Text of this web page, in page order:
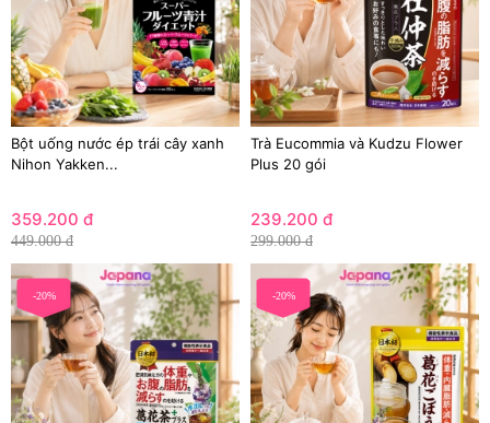
Bột uống nước ép trái cây xanh
Nihon Yakken...
359.200 đ
449.000 đ
Trà Eucommia và Kudzu Flower
Plus 20 gói
239.200 đ
299.000 đ
-20% -20%